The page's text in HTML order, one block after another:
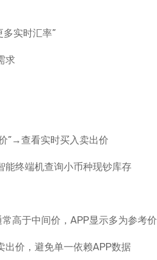
实时汇率”
求
”→查看实时买入卖出价
能终端机查询小币种现钞库存
高于中间价，APP显示多为参考价
出价，避免单一依赖APP数据